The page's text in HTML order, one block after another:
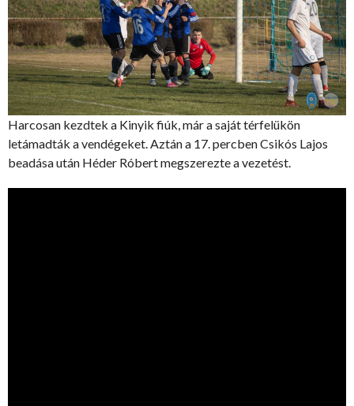
Harcosan kezdtek a Kinyik fiúk, már a saját térfelükön
letámadták a vendégeket. Aztán a 17. percben Csikós Lajos
beadása után Héder Róbert megszerezte a vezetést.